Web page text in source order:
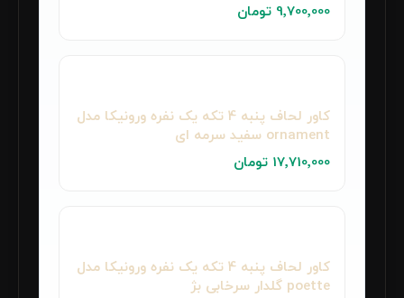
9٬700٬000 تومان
کاور لحاف پنبه‌ 4 تکه یک نفره ورونیکا مدل
ornament سفید سرمه ای
17٬710٬000 تومان
کاور لحاف پنبه‌ 4 تکه یک نفره ورونیکا مدل
poette گلدار سرخابی بژ